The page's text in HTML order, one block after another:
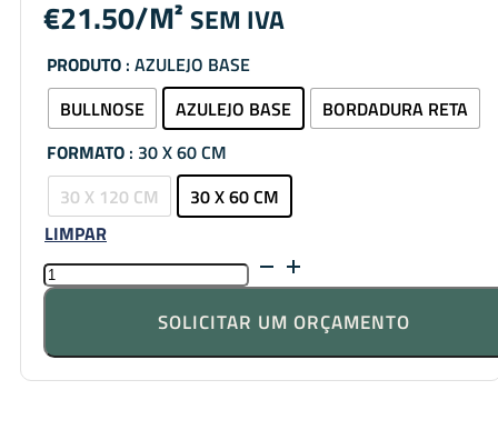
€21.50 SEM IVA
PRODUTO : AZULEJO BASE
BULLNOSE
AZULEJO BASE
BORDADURA RETA
FORMATO : 30 X 60 CM
30 X 120 CM
30 X 60 CM
LIMPAR
QUANTIDADE
DE
GOLD
SOLICITAR UM ORÇAMENTO